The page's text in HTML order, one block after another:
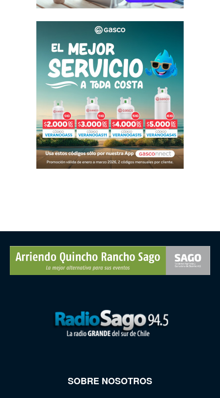
SOBRE NOSOTROS